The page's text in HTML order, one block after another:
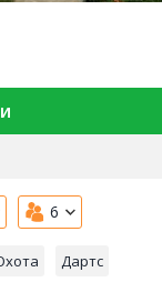
6
Дартс